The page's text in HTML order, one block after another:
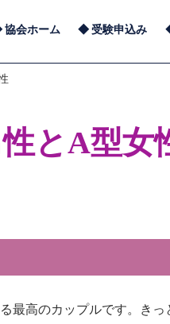
協会ホーム 受験申込み
とA型女
高のカップルです。きっ